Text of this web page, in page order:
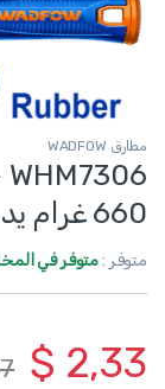
مطارق WADFOW
660 غرام يد فيبر غلاس ماركة WADFOW
متوفر :متوفر في
$ 2,33